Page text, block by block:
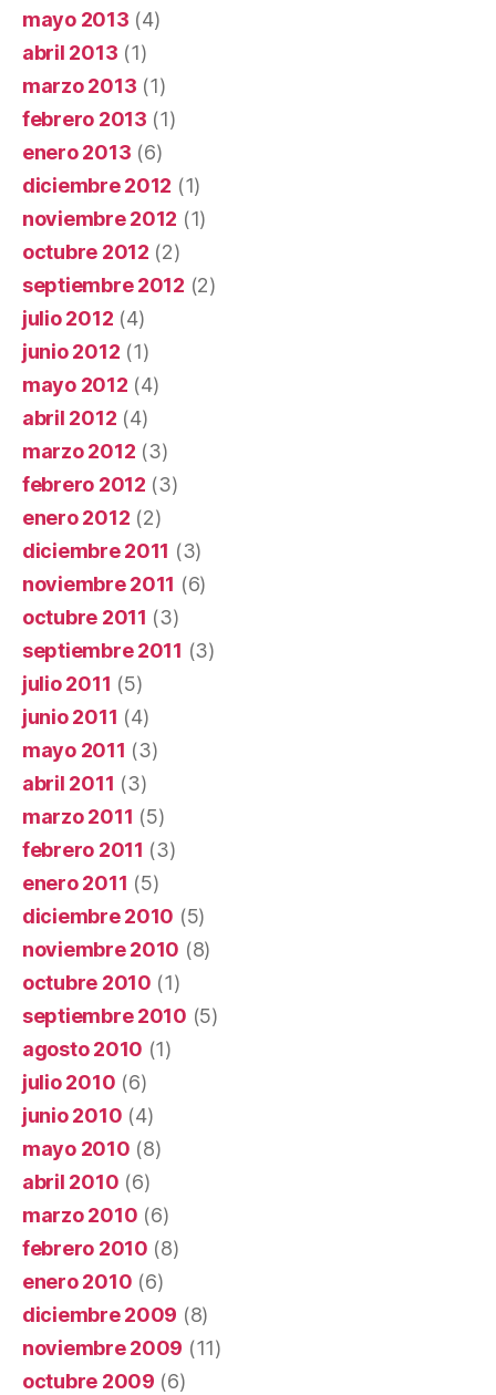
mayo 2013 (4)
abril 2013 (1)
marzo 2013 (1)
febrero 2013 (1)
enero 2013 (6)
diciembre 2012 (1)
noviembre 2012 (1)
octubre 2012 (2)
septiembre 2012 (2)
julio 2012 (4)
junio 2012 (1)
mayo 2012 (4)
abril 2012 (4)
marzo 2012 (3)
febrero 2012 (3)
enero 2012 (2)
diciembre 2011 (3)
noviembre 2011 (6)
octubre 2011 (3)
septiembre 2011 (3)
julio 2011 (5)
junio 2011 (4)
mayo 2011 (3)
abril 2011 (3)
marzo 2011 (5)
febrero 2011 (3)
enero 2011 (5)
diciembre 2010 (5)
noviembre 2010 (8)
octubre 2010 (1)
septiembre 2010 (5)
agosto 2010 (1)
julio 2010 (6)
junio 2010 (4)
mayo 2010 (8)
abril 2010 (6)
marzo 2010 (6)
febrero 2010 (8)
enero 2010 (6)
diciembre 2009 (8)
noviembre 2009 (11)
octubre 2009 (6)